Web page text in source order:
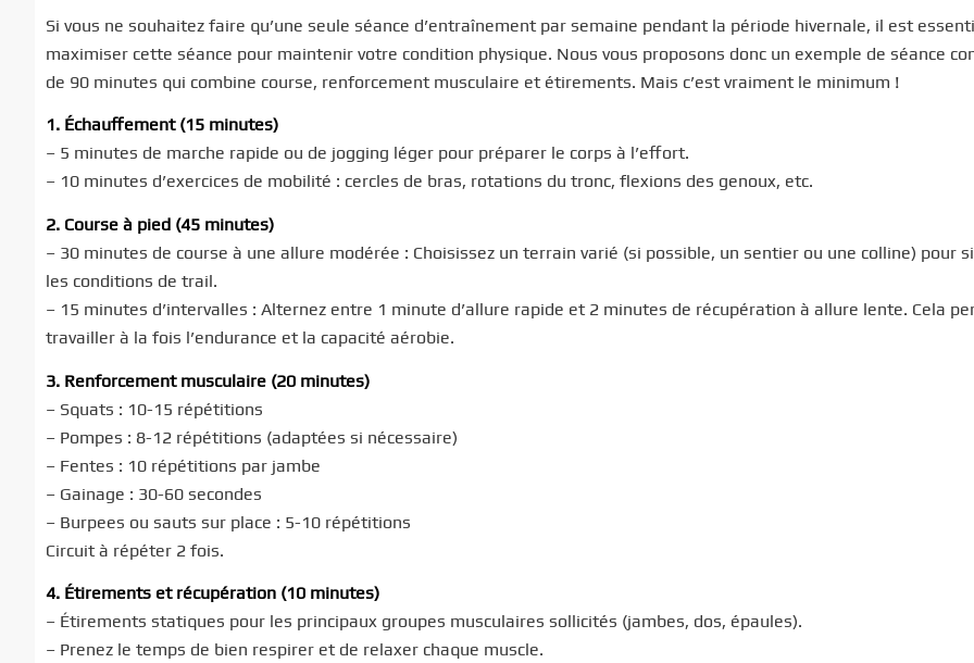
Si vous ne souhaitez faire qu’une seule séance d’entraînement par semaine pendant la période hivernale, il est
maximiser cette séance pour maintenir votre condition physique. Nous vous proposons donc un exemple de séance
de 90 minutes qui combine course, renforcement musculaire et étirements. Mais c’est vraiment le minimum !
1. Échauffement (15 minutes)
– 5 minutes de marche rapide ou de jogging léger pour préparer le corps à l’effort.
– 10 minutes d’exercices de mobilité : cercles de bras, rotations du tronc, flexions des genoux, etc.
2. Course à pied (45 minutes)
– 30 minutes de course à une allure modérée : Choisissez un terrain varié (si possible, un sentier ou une colline) pour
les conditions de trail.
– 15 minutes d’intervalles : Alternez entre 1 minute d’allure rapide et 2 minutes de récupération à allure lente. Cela
travailler à la fois l’endurance et la capacité aérobie.
3. Renforcement musculaire (20 minutes)
– Squats : 10-15 répétitions
– Pompes : 8-12 répétitions (adaptées si nécessaire)
– Fentes : 10 répétitions par jambe
– Gainage : 30-60 secondes
– Burpees ou sauts sur place : 5-10 répétitions
Circuit à répéter 2 fois.
4. Étirements et récupération (10 minutes)
– Étirements statiques pour les principaux groupes musculaires sollicités (jambes, dos, épaules).
– Prenez le temps de bien respirer et de relaxer chaque muscle.